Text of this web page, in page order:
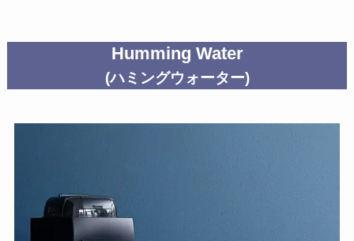
Humming Water
(ハミングウォーター)